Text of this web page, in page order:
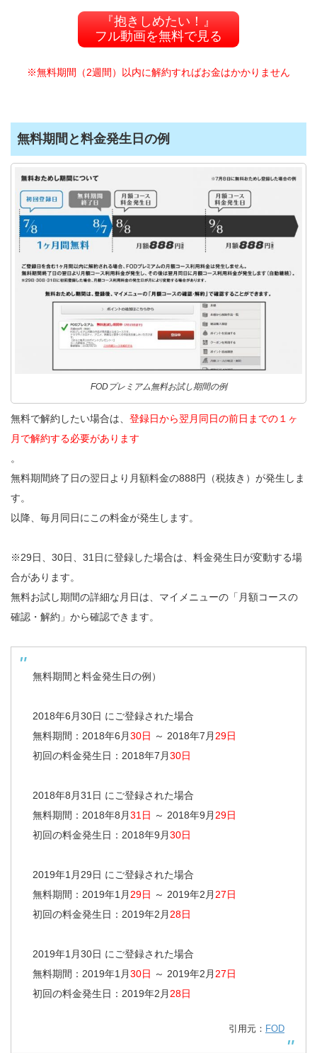
『抱きしめたい！』
フル動画を無料で見る
※無料期間（2週間）以内に解約すればお金はかかりません
無料期間と料金発生日の例
FODプレミアム無料お試し期間の例
無料で解約したい場合は、 登録日から翌月同日の前日までの１ヶ
月で解約する必要があります
。
無料期間終了日の翌日より月額料金の888円（税抜き）が発生しま
す。
以降、毎月同日にこの料金が発生します。
※29日、30日、31日に登録した場合は、料金発生日が変動する場
合があります。
無料お試し期間の詳細な月日は、マイメニューの「月額コースの
確認・解約」から確認できます。
無料期間と料金発生日の例）
2018年6月30日 にご登録された場合
無料期間：2018年6月30日 ～ 2018年7月 29日
初回の料金発生日：2018年7月30日
2018年8月31日 にご登録された場合
無料期間：2018年8月31日 ～ 2018年9月 29日
初回の料金発生日：2018年9月30日
2019年1月29日 にご登録された場合
無料期間：2019年1月 29日 ～ 2019年2月 27日
初回の料金発生日：2019年2月 28日
2019年1月30日 にご登録された場合
無料期間：2019年1月30日 ～ 2019年2月 27日
初回の料金発生日：2019年2月 28日
引用元： FOD